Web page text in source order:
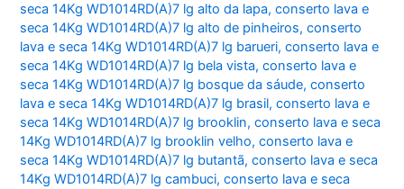
seca 14Kg WD1014RD(A)7 lg alto da lapa,conserto lava e
seca 14Kg WD1014RD(A)7 lg alto de pinheiros,conserto
lava e seca 14Kg WD1014RD(A)7 lg barueri,conserto lava e
seca 14Kg WD1014RD(A)7 lg bela vista,conserto lava e
seca 14Kg WD1014RD(A)7 lg bosque da sáude,conserto
lava e seca 14Kg WD1014RD(A)7 lg brasil,conserto lava e
seca 14Kg WD1014RD(A)7 lg brooklin,conserto lava e seca
14Kg WD1014RD(A)7 lg brooklin velho,conserto lava e
seca 14Kg WD1014RD(A)7 lg butantã,conserto lava e seca
14Kg WD1014RD(A)7 lg cambuci,conserto lava e seca